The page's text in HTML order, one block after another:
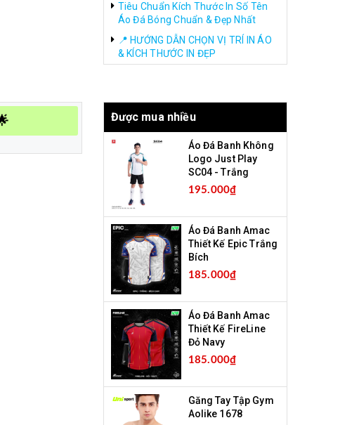
Tiêu Chuẩn Kích Thước In Số Tên
Áo Đá Bóng Chuẩn & Đẹp Nhất
📍 HƯỚNG DẪN CHỌN VỊ TRÍ IN ÁO
& KÍCH THƯỚC IN ĐẸP
Được mua nhiều
Áo Đá Banh Không
Logo Just Play
SC04 - Trắng
195.000₫
Áo Đá Banh Amac
Thiết Kế Epic Trắng
Bích
185.000₫
Áo Đá Banh Amac
Thiết Kế FireLine
Đỏ Navy
185.000₫
Găng Tay Tập Gym
Aolike 1678